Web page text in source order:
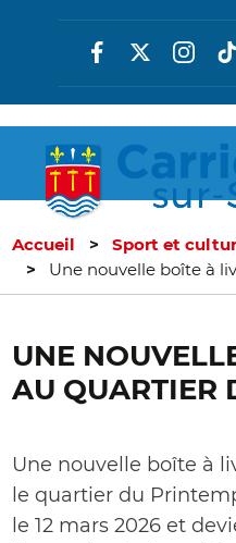
Réseaux
Accueil Sport et
Une nouvelle boîte à
UNE
AU QUARTIER
Une nouvelle boîte à
le quartier du
le 12 mars 2026 et